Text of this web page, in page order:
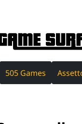
505 Games